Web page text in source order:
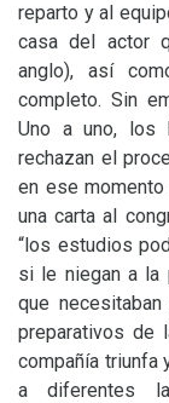
reparto y al
casa del actor
anglo), así
completo. Sin
Uno a uno, los
rechazan el
en ese
una carta al
“los estudios
si le niegan a la
que
preparativos de
compañía triunfa
a diferentes